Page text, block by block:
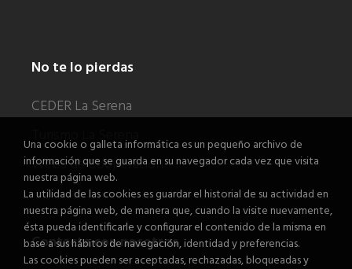
No te lo pierdas
CEDER La Serena
Turismo La Serena
Webs de Cooperación
Contacta con nosotros
Una cookie o galleta informática es un pequeño archivo de
información que se guarda en su navegador cada vez que visita
nuestra página web.
La utilidad de las cookies es guardar el historial de su actividad en
nuestra página web, de manera que, cuando la visite nuevamente,
ésta pueda identificarle y configurar el contenido de la misma en
base a sus hábitos de navegación, identidad y preferencias.
Las cookies pueden ser aceptadas, rechazadas, bloqueadas y